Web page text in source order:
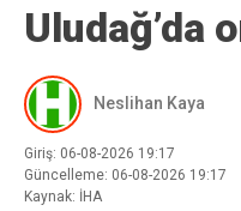
Uludağ’da
Neslihan Kaya
Giriş: 06-08-2026 19:17
Güncelleme: 06-08-2026 19:17
Kaynak: İHA